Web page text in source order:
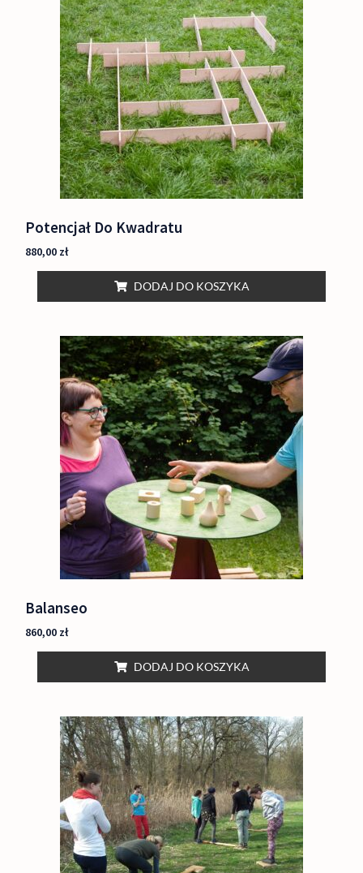
Potencjał Do Kwadratu
880,00 zł
DODAJ DO KOSZYKA
Balanseo
860,00 zł
DODAJ DO KOSZYKA